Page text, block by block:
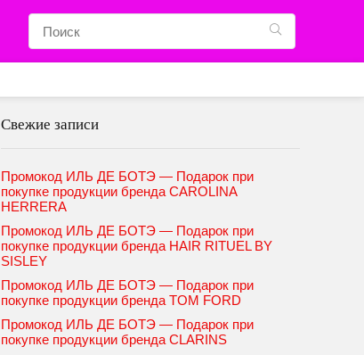
Свежие записи
Промокод ИЛЬ ДЕ БОТЭ — Подарок при
покупке продукции бренда CAROLINA
HERRERA
Промокод ИЛЬ ДЕ БОТЭ — Подарок при
покупке продукции бренда HAIR RITUEL BY
SISLEY
Промокод ИЛЬ ДЕ БОТЭ — Подарок при
покупке продукции бренда TOM FORD
Промокод ИЛЬ ДЕ БОТЭ — Подарок при
покупке продукции бренда CLARINS